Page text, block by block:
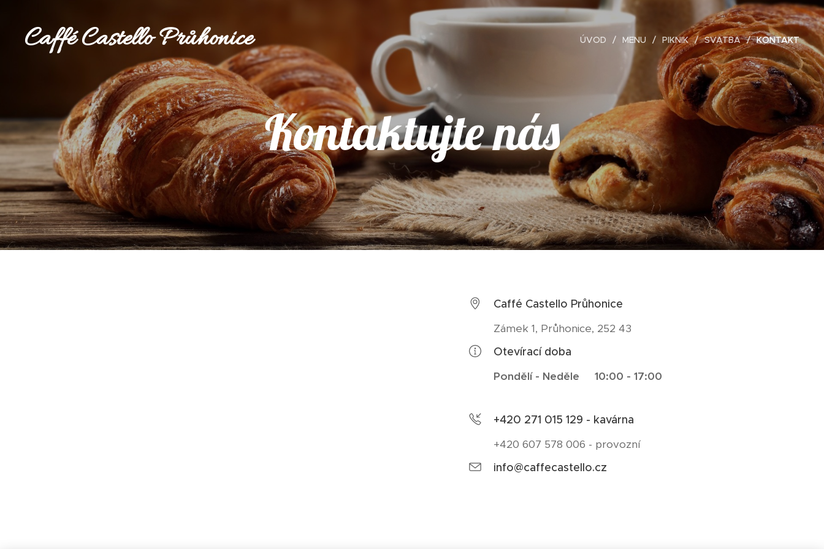
Caffé Castello Průhonice ÚVOD MENU PIKNIK SVATBA KONTAKT
Kontaktujte nás
Caffé Castello Průhonice
Zámek 1, Průhonice, 252 43
Otevírací doba
Pondělí - Neděle 10:00 - 17:00
+420 271 015 129 - kavárna
+420 607 578 006 - provozní
info@caffecastello.cz